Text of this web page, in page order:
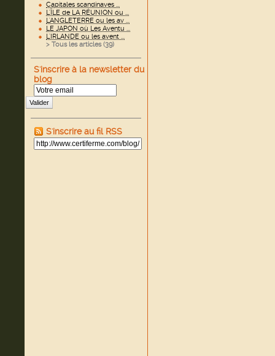
Capitales scandinaves ...
L'ÎLE de LA RÉUNION ou ...
L'ANGLETERRE ou les av ...
LE JAPON où Les Aventu ...
L'IRLANDE ou les avent ...
> Tous les articles (39)
S'inscrire à la newsletter du
blog
Valider
S'inscrire au fil RSS